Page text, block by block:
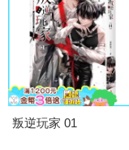
叛逆玩家 01